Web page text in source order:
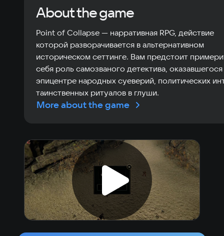
About the game
Point of Collapse — нарративная RPG, действие
которой разворачивается в альтернативном
историческом сеттинге. Вам предстоит
себя роль самозваного детектива, оказавшегося
эпицентре народных суеверий, политических
таинственных ритуалов в глуши.
More about the game